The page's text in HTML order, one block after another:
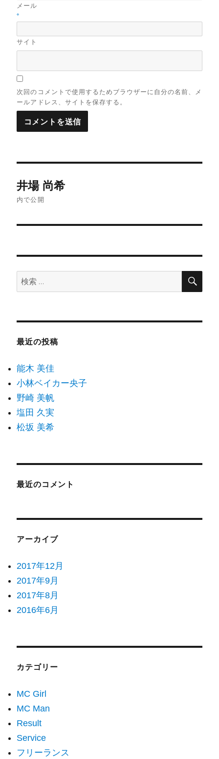
メール
※
サイト
次回のコメントで使用するためブラウザーに自分の名前、メ
ールアドレス、サイトを保存する。
稿
ナ
ゲ
シ
ョ
ン
井場 尚希
内で公開
索:
検
最近の投稿
能木 美佳
小林ベイカー央子
野崎 美帆
塩田 久実
松坂 美希
最近のコメント
アーカイブ
2017年12月
2017年9月
2017年8月
2016年6月
カテゴリー
MC Girl
MC Man
Result
Service
フリーランス